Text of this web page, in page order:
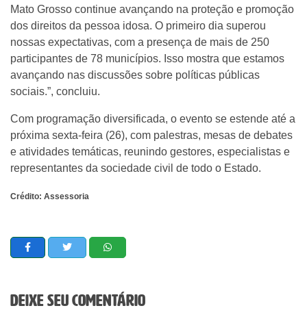
Mato Grosso continue avançando na proteção e promoção
dos direitos da pessoa idosa. O primeiro dia superou
nossas expectativas, com a presença de mais de 250
participantes de 78 municípios. Isso mostra que estamos
avançando nas discussões sobre políticas públicas
sociais.”, concluiu.
Com programação diversificada, o evento se estende até a
próxima sexta-feira (26), com palestras, mesas de debates
e atividades temáticas, reunindo gestores, especialistas e
representantes da sociedade civil de todo o Estado.
Crédito: Assessoria
Deixe seu comentário